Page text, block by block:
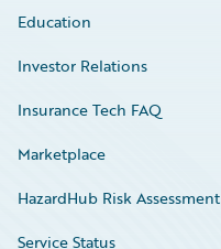
Education
Investor Relations
Insurance Tech FAQ
Marketplace
HazardHub Risk Assessment
Service Status